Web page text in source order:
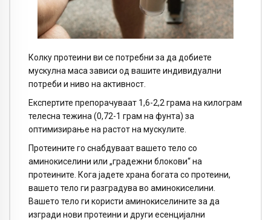
Колку протеини ви се потребни за да добиете
мускулна маса зависи од вашите индивидуални
потреби и ниво на активност.
Експертите препорачуваат 1,6-2,2 грама на килограм
телесна тежина (0,72-1 грам на фунта) за
оптимизирање на растот на мускулите.
Протеините го снабдуваат вашето тело со
аминокиселини или „градежни блокови“ на
протеините. Кога јадете храна богата со протеини,
вашето тело ги разградува во аминокиселини.
Вашето тело ги користи аминокиселините за да
изгради нови протеини и други есенцијални